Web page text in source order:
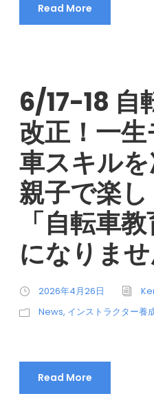
Read More
6/17-18 自
改正！一
車スキルを
親子で楽
「自転車
になりま
2026年4月26日
News, インストラクター養
Read More